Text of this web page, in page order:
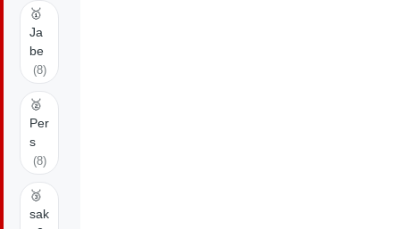
🥇
Ja
be
(8)
🥈
Per
s
(8)
🥉
sak